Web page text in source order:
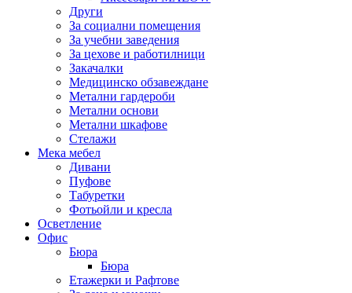
Други
За социални помещения
За учебни заведения
За цехове и работилници
Закачалки
Медицинско обзавеждане
Метални гардероби
Метални основи
Метални шкафове
Стелажи
Мека мебел
Дивани
Пуфове
Табуретки
Фотьойли и кресла
Осветление
Офис
Бюра
Бюра
Етажерки и Рафтове